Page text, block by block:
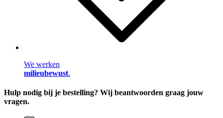
We werken
milieubewust.
Hulp nodig bij je bestelling? Wij beantwoorden graag jouw
vragen.